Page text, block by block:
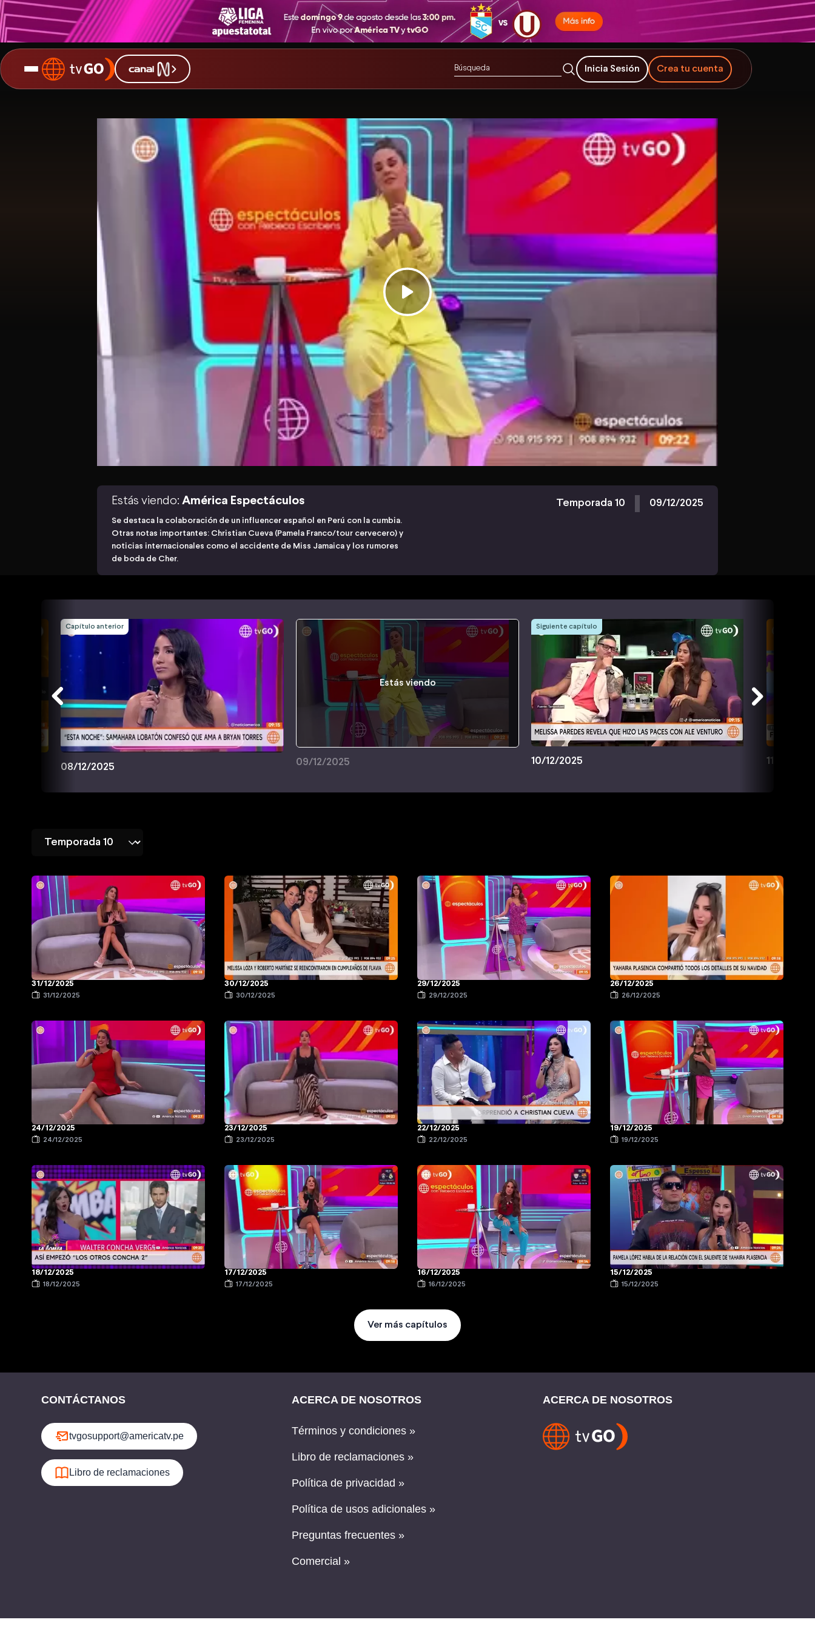
Inicia Sesión Crea tu cuenta
Estás viendo: América Espectáculos
Se destaca la colaboración de un influencer español en Perú con la cumbia.
Otras notas importantes: Christian Cueva (Pamela Franco/tour cervecero) y
noticias internacionales como el accidente de Miss Jamaica y los rumores
de boda de Cher.
Temporada 10 09/12/2025
Capítulo anterior
08/12/2025
Estás viendo
09/12/2025
Siguiente capítulo
10/12/2025 11/12/2025
31/12/2025
31/12/2025
30/12/2025
30/12/2025
29/12/2025
29/12/2025
26/12/2025
26/12/2025
24/12/2025
24/12/2025
23/12/2025
23/12/2025
22/12/2025
22/12/2025
19/12/2025
19/12/2025
18/12/2025
18/12/2025
17/12/2025
17/12/2025
16/12/2025
16/12/2025
15/12/2025
15/12/2025
Ver más capítulos
CONTÁCTANOS
tvgosupport@americatv.pe
Libro de reclamaciones
ACERCA DE NOSOTROS
Términos y condiciones »
Libro de reclamaciones »
Política de privacidad »
Política de usos adicionales »
Preguntas frecuentes »
Comercial »
ACERCA DE NOSOTROS